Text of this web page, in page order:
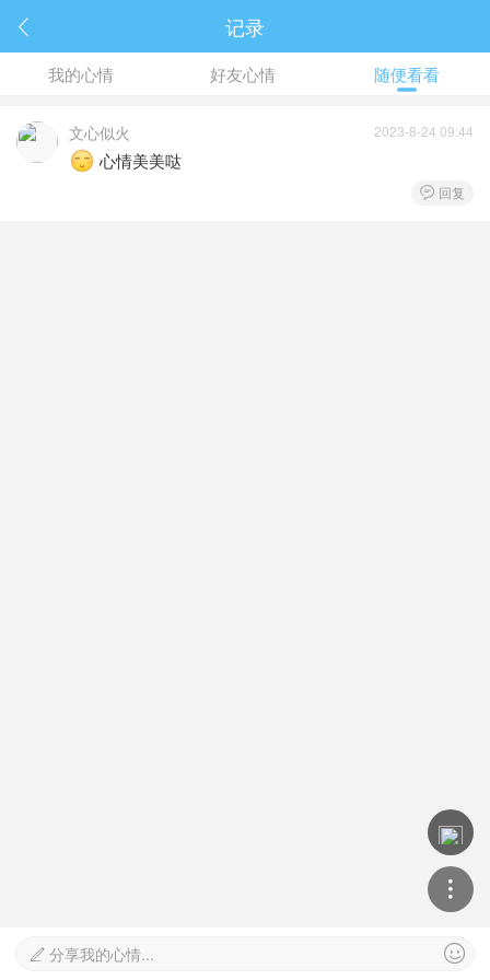
 记录
我的心情 好友心情 随便看看
2023-8-24 09:44
文心似火
心情美美哒
 回复

 分享我的心情...